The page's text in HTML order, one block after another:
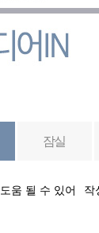
잠실
움 될 수 있어 작